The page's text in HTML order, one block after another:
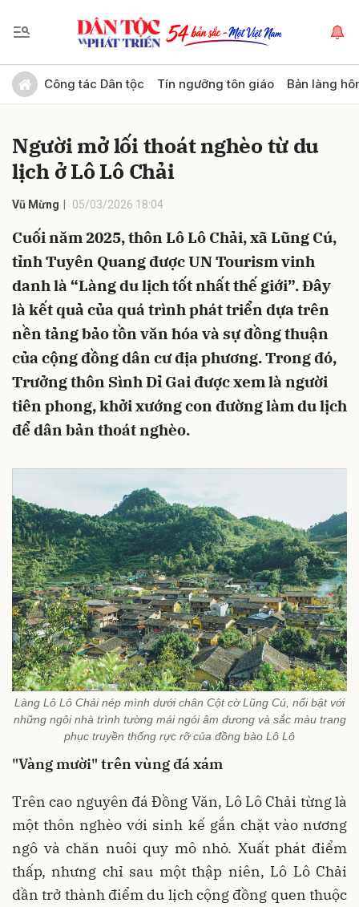
Công tác Dân tộc Tín ngưỡng tôn giáo Bản làng
Người mở lối thoát nghèo từ du
lịch ở Lô Lô Chải
Vũ Mừng 05/03/2026 18:04
Cuối năm 2025, thôn Lô Lô Chải, xã Lũng Cú,
tỉnh Tuyên Quang được UN Tourism vinh
danh là “Làng du lịch tốt nhất thế giới”. Đây
là kết quả của quá trình phát triển dựa trên
nền tảng bảo tồn văn hóa và sự đồng thuận
của cộng đồng dân cư địa phương. Trong đó,
Trưởng thôn Sình Dỉ Gai được xem là người
tiên phong, khởi xướng con đường làm du lịch
để dân bản thoát nghèo.
Làng Lô Lô Chải nép mình dưới chân Cột cờ Lũng Cú, nổi bật với
những ngôi nhà trình tường mái ngói âm dương và sắc màu trang
phục truyền thống rực rỡ của đồng bào Lô Lô
"Vàng mười" trên vùng đá xám
Trên cao nguyên đá Đồng Văn, Lô Lô Chải từng là
một thôn nghèo với sinh kế gắn chặt vào nương
ngô và chăn nuôi quy mô nhỏ. Xuất phát điểm
thấp, nhưng chỉ sau một thập niên, Lô Lô Chải
dần trở thành điểm du lịch cộng đồng quen thuộc
Gửi bình luận
Hủy Gửi